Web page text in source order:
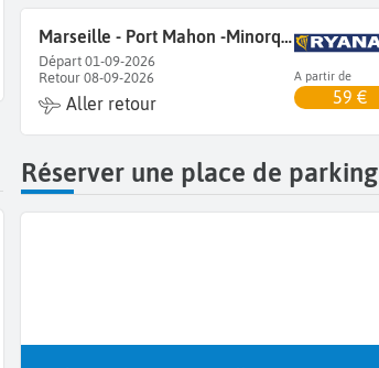
Marseille - Port Mahon -Minorque
Départ 01-09-2026
Retour 08-09-2026
Aller retour
A partir de
59 €
Réserver une place de parking